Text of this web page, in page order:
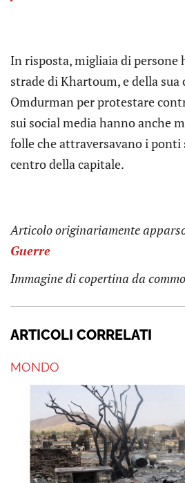
In risposta, migliaia di persone
strade di Khartoum, e della
Omdurman per protestare
sui social media hanno anche
folle che attraversavano i
centro della capitale.
Articolo originariamente
Guerre
Immagine di copertina da
ARTICOLI CORRELATI
MONDO